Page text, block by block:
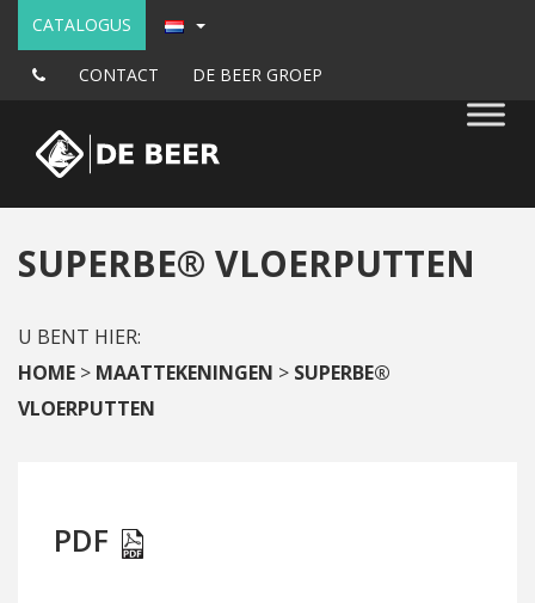
CATALOGUS
CONTACT DE BEER GROEP
SUPERBE® VLOERPUTTEN
U BENT HIER:
HOME > MAATTEKENINGEN > SUPERBE®
VLOERPUTTEN
PDF